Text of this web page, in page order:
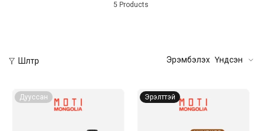
5 Products
Шүүлтүүр Эрэмбэлэх Үндсэн
Дууссан Эрэлттэй